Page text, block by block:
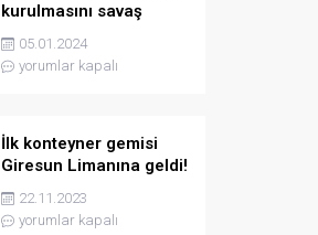
kurulmasını savaş
sebebi olarak ilân
etmişti
05.01.2024
yorumlar kapalı
İlk konteyner gemisi
Giresun Limanına geldi!
22.11.2023
yorumlar kapalı